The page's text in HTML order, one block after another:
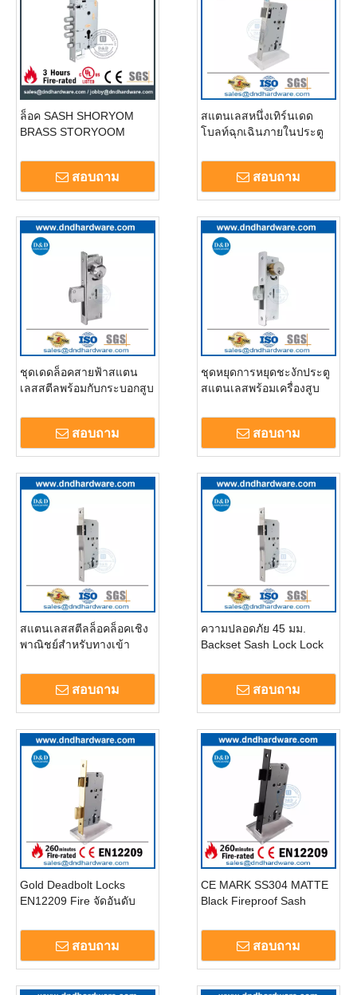
ล็อค SASH SHORYOM
BRASS STORYOOM
สอบถาม
สแตนเลสหนึ่งเทิร์นเดด
โบลท์ฉุกเฉินภายในประตู
สอบถาม
ชุดเดดล็อคสายฟ้าสแตน
เลสสตีลพร้อมกับกระบอกสูบ
สอบถาม
ชุดหยุดการหยุดชะงักประตู
สแตนเลสพร้อมเครื่องสูบ
DDML041
สอบถาม
สแตนเลสสตีลล็อคล็อคเชิง
พาณิชย์สำหรับทางเข้า
สอบถาม
ความปลอดภัย 45 มม.
Backset Sash Lock Lock
DDML039
สอบถาม
Gold Deadbolt Locks
EN12209 Fire จัดอันดับ
Bedroom Door Lock-
DDML009 สอบถาม
CE MARK SS304 MATTE
Black Fireproof Sash
สอบถาม